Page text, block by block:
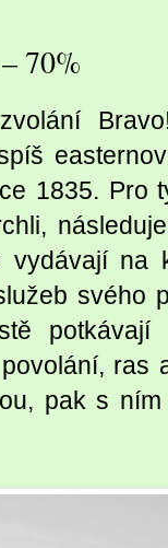
70%
1835. Pro
na
svého
potkávají
ras
pak s